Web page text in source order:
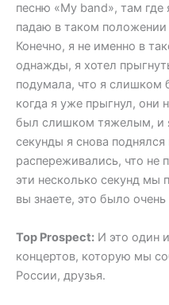
песню «My band», там
падаю в таком положении
Конечно, я не именно в
однажды, я хотел
подумала, что я слишком
когда я уже прыгнул, они
был слишком тяжелым, и
секунды я снова поднялся
распереживались, что не
эти несколько секунд мы
вы знаете, это было очень
Top Prospect: И это один
концертов, которую мы
России, друзья.